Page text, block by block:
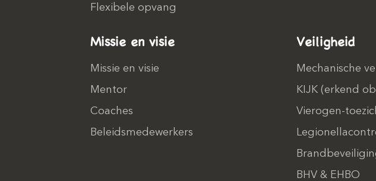
Flexibele opvang
Missie en visie
Missie en visie
Mentor
Coaches
Beleidsmedewerkers
Veiligheid
Mechanische
KIJK (erkend
Vierogen-
BHV & EHBO